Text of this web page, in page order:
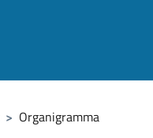
> Organigramma